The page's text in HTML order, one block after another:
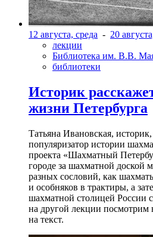
12 августа, среда - 20
лекции
Библиотека им. В.В.
библиотеки
Историк
жизни Петербурга
Татьяна Ивановская,
популяризатор истории
проекта «Шахматный
городе за шахматной доской
разных сословий, как
и особняков в трактиры, а
шахматной столицей России
на другой лекции
на текст.